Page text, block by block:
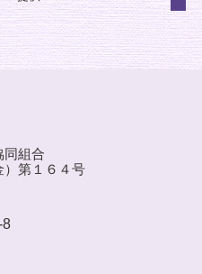
組合
第１６４号
8